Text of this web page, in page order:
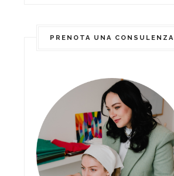
PRENOTA UNA CONSULENZA